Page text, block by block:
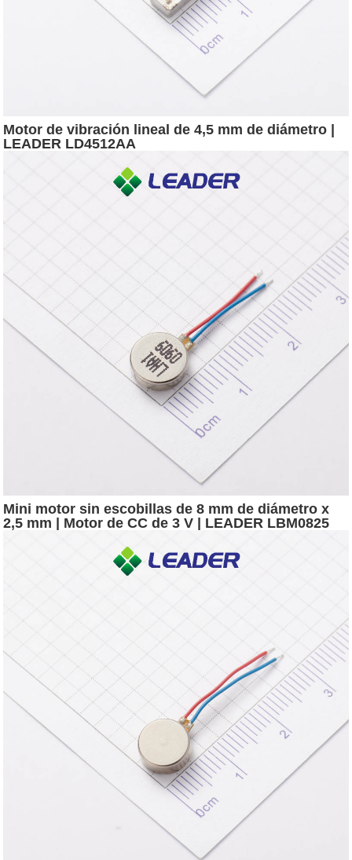
Motor de vibración lineal de 4,5 mm de diámetro |
LEADER LD4512AA
Mini motor sin escobillas de 8 mm de diámetro x
2,5 mm | Motor de CC de 3 V | LEADER LBM0825